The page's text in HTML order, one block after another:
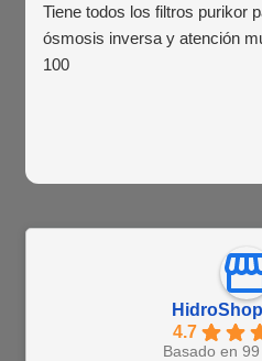
Tiene todos los filtros purikor
ósmosis inversa y atención
100
4.7
Basado en